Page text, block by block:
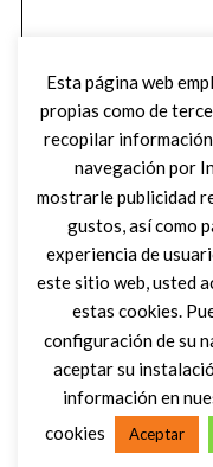
Esta página web
propias como de
recopilar
navegación por
mostrarle publicidad
gustos, así como
experiencia de
este sitio web, usted
estas cookies.
configuración de su
aceptar su
información en
cookies
Aceptar